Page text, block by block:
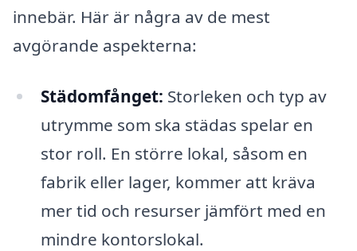
innebär. Här är några av de mest
avgörande aspekterna:
Städomfånget: Storleken och typ av
utrymme som ska städas spelar en
stor roll. En större lokal, såsom en
fabrik eller lager, kommer att kräva
mer tid och resurser jämfört med en
mindre kontorslokal.